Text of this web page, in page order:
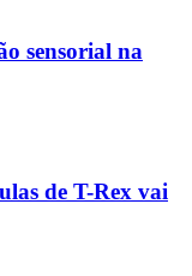
sensorial na
de T-Rex vai